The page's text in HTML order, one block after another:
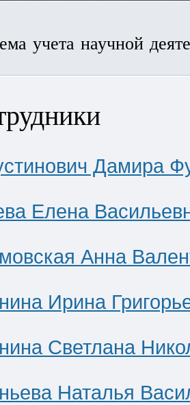
учета научной
Дамира
Елена
Анна
Ирина
Светлана
Наталья